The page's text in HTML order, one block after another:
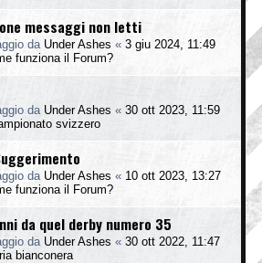
messaggi non letti
da Under Ashes « 3 giu 2024, 11:49
funziona il Forum?
da Under Ashes « 30 ott 2023, 11:59
svizzero
da Under Ashes « 10 ott 2023, 13:27
funziona il Forum?
da quel derby numero 35
da Under Ashes « 30 ott 2022, 11:47
bianconera